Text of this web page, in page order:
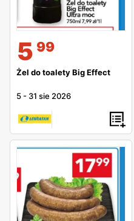
5 99
Żel do toalety Big Effect
5 - 31 sie 2026